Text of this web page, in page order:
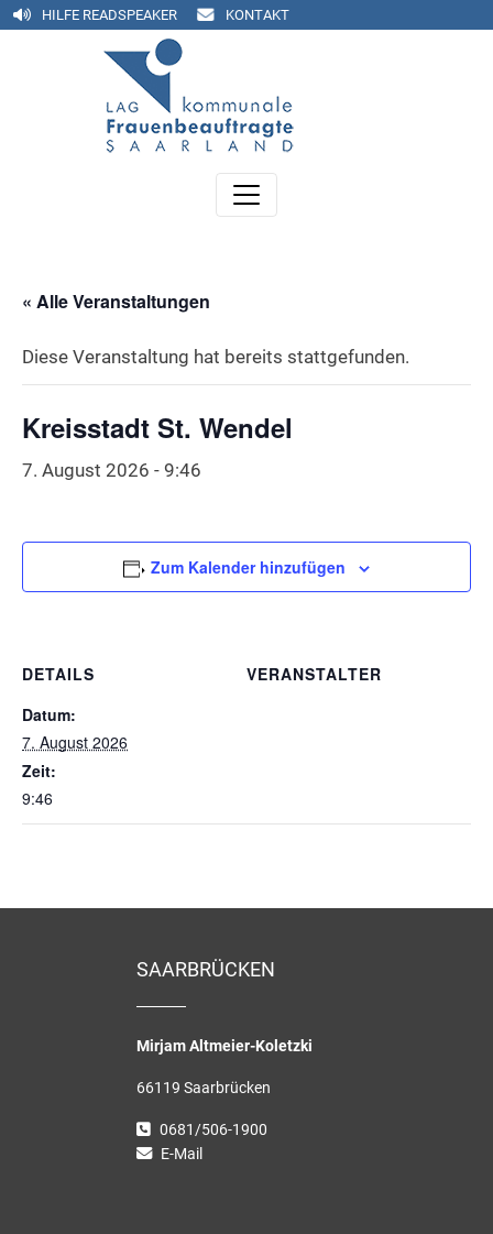
HILFE READSPEAKER KONTAKT
« Alle Veranstaltungen
Diese Veranstaltung hat bereits stattgefunden.
Kreisstadt St. Wendel
7. August 2026 - 9:46
Zum Kalender hinzufügen
DETAILS
Datum:
7. August 2026
Zeit:
9:46
VERANSTALTER
SAARBRÜCKEN
Mirjam Altmeier-Koletzki
66119 Saarbrücken
0681/506-1900
E-Mail